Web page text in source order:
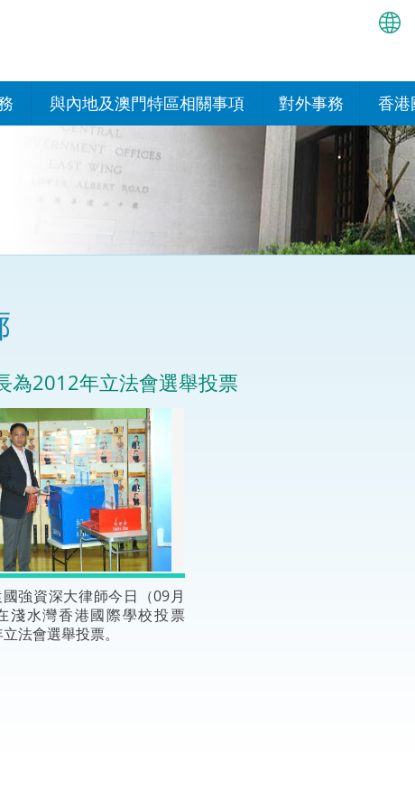
简
EN
科技
劃
服務中心
與內地及澳門特區相關事項
與內地的安排
香港與內地相互認可和執行民
商事案件判決的安排
關於建立更緊密經貿關係的安
與澳門特區的安排
“一帶一路”建設
粵港澳大灣區
對外事務
國際政府機構在
處或運作
多邊協定
其他協定
香港
我
我們
我們
我
為2012年立法會選舉投票
強資深大律師今日（09月
淺水灣香港國際學校投票
法會選舉投票。